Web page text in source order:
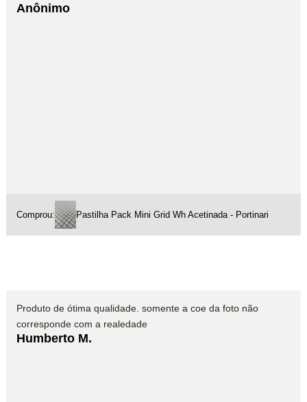
Anônimo
Comprou: Pastilha Pack Mini Grid Wh Acetinada - Portinari
Produto de ótima qualidade. somente a coe da foto não
corresponde com a realedade
Humberto M.